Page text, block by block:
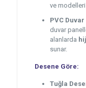
ve
PVC
duvar
alanlarda
sunar.
Desene Göre:
Tuğla